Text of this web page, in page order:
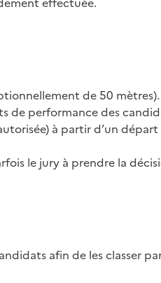
de 50 mètres).
de performance des
à partir d’un
le jury à prendre la
afin de les classer